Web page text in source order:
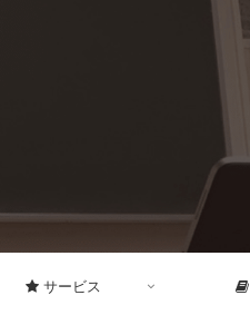
サービス